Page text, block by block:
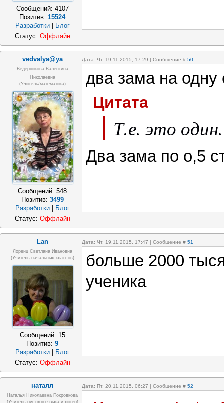
Сообщений: 4107
Позитив:15524
Разработки
Блог
Статус: Оффлайн
vedvalya@ya Дата: Чт, 19.11.2015, 17:29 | Сообщение # 50
Ведерникова Валентина
Николаевна
(учитель/математика)
Сообщений:548
Позитив: 3499
Разработки
Блог
два зама на одну
Цитата
Т.е. это один.
Два зама по о,5
Статус: Оффлайн
Lan Дата: Чт, 19.11.2015, 17:47 | Сообщение # 51
Лоренц Светлана Ивановна
(учитель начальных классов)
Сообщений: 15
Позитив:9
Разработки
Блог
больше 2000
ученика
Статус: Оффлайн
наталл Дата: Пт, 20.11.2015, 06:27 | Сообщение # 52
Наталья Николаевна Покровкова
(учитель русского языка и литер)